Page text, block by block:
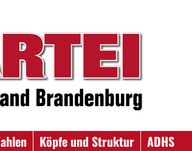
Köpfe und Struktur
ADHS